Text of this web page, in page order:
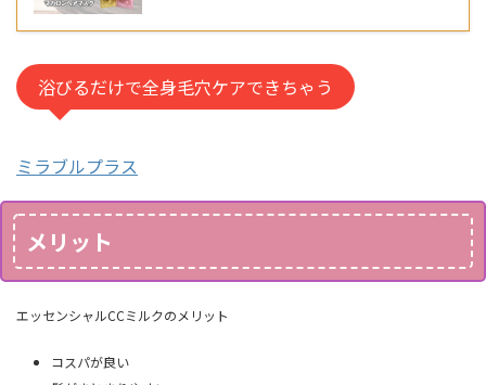
浴びるだけで全身毛穴ケアできちゃう
ミラブルプラス
メリット
エッセンシャルCCミルクのメリット
コスパが良い